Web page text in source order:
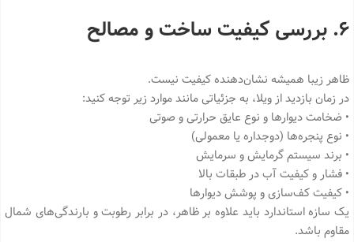
۶. بررسی کیفیت ساخت و مصالح
ظاهر زیبا همیشه نشان‌دهنده کیفیت نیست.
در زمان بازدید از ویلا، به جزئیاتی مانند موارد زیر توجه کنید:
• ضخامت دیوارها و نوع عایق حرارتی و صوتی
• نوع پنجره‌ها (دوجداره یا معمولی)
• برند سیستم گرمایش و سرمایش
• فشار و کیفیت آب در طبقات بالا
• کیفیت کف‌سازی و پوشش دیوارها
یک سازه استاندارد باید علاوه بر ظاهر، در برابر رطوبت و بارندگی‌های شمال
مقاوم باشد.